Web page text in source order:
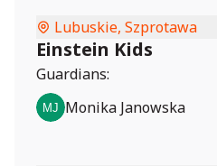
Lubuskie, Szprotawa
Einstein Kids
Guardians:
Monika Janowska